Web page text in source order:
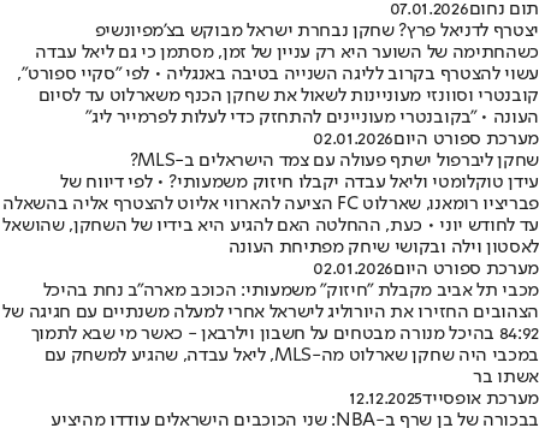
תום נחום07.01.2026
יצטרף לדניאל פרץ? שחקן נבחרת ישראל מבוקש בצ'מפיונשיפ
כשהחתימה של השוער היא רק עניין של זמן, מסתמן כי גם ליאל עבדה
עשוי להצטרף בקרוב לליגה השנייה בטיבה באנגליה • לפי "סקיי ספורט",
קובנטרי וסוונזי מעוניינות לשאול את שחקן הכנף משארלוט עד לסיום
העונה • "בקובנטרי מעוניינים להתחזק כדי לעלות לפרמייר ליג"
מערכת ספורט היום02.01.2026
שחקן ליברפול ישתף פעולה עם צמד הישראלים ב-MLS?
עידן טוקלומטי וליאל עבדה יקבלו חיזוק משמעותי? • לפי דיווח של
פבריציו רומאנו, שארלוט FC הציעה להארווי אליוט להצטרף אליה בהשאלה
עד לחודש יוני • כעת, ההחלטה האם להגיע היא בידיו של השחקן, שהושאל
לאסטון וילה ובקושי שיחק מפתיחת העונה
מערכת ספורט היום02.01.2026
מכבי תל אביב מקבלת "חיזוק" משמעותי: הכוכב מארה"ב נחת בהיכל
הצהובים החזירו את היורוליג לישראל אחרי למעלה משנתיים עם חגיגה של
84:92 בהיכל מנורה מבטחים על חשבון וילרבאן - כאשר מי שבא לתמוך
במכבי היה שחקן שארלוט מה-MLS, ליאל עבדה, שהגיע למשחק עם
אשתו בר
מערכת אופסייד12.12.2025
בבכורה של בן שרף ב-NBA: שני הכוכבים הישראלים עודדו מהיציע